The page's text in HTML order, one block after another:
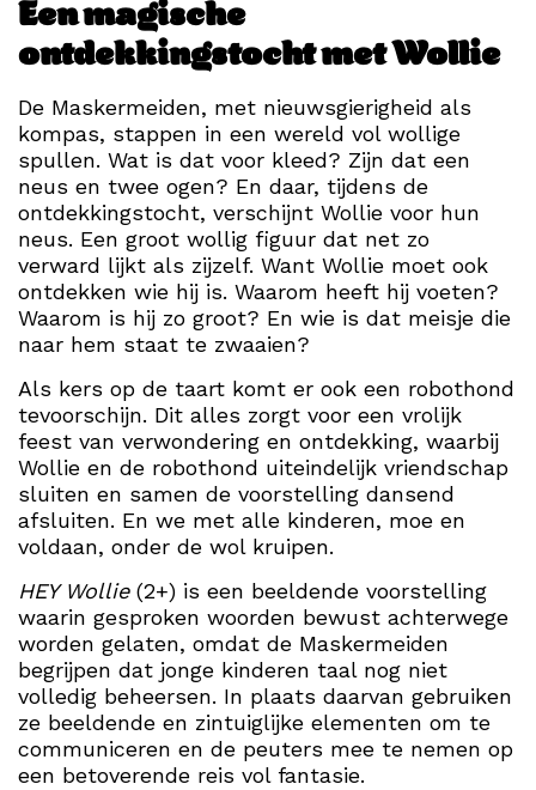
Een magische
ontdekkingstocht met Wollie
De Maskermeiden, met nieuwsgierigheid als
kompas, stappen in een wereld vol wollige
spullen. Wat is dat voor kleed? Zijn dat een
neus en twee ogen? En daar, tijdens de
ontdekkingstocht, verschijnt Wollie voor hun
neus. Een groot wollig figuur dat net zo
verward lijkt als zijzelf. Want Wollie moet ook
ontdekken wie hij is. Waarom heeft hij voeten?
Waarom is hij zo groot? En wie is dat meisje die
naar hem staat te zwaaien?
Als kers op de taart komt er ook een robothond
tevoorschijn. Dit alles zorgt voor een vrolijk
feest van verwondering en ontdekking, waarbij
Wollie en de robothond uiteindelijk vriendschap
sluiten en samen de voorstelling dansend
afsluiten. En we met alle kinderen, moe en
voldaan, onder de wol kruipen.
HEY Wollie(2+) is een beeldende voorstelling
waarin gesproken woorden bewust achterwege
worden gelaten, omdat de Maskermeiden
begrijpen dat jonge kinderen taal nog niet
volledig beheersen. In plaats daarvan gebruiken
ze beeldende en zintuiglijke elementen om te
communiceren en de peuters mee te nemen op
een betoverende reis vol fantasie.